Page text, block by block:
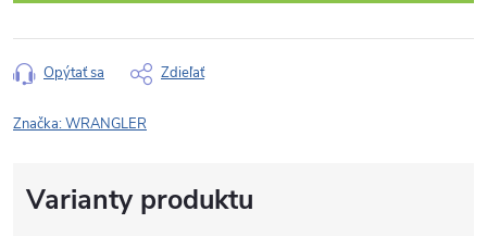
Opýtať sa Zdieľať
Značka:WRANGLER